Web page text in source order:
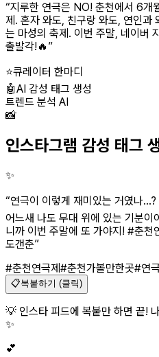
“지루한 연극은 NO! 춘천에서 6개
제. 혼자 와도, 친구랑 와도, 연인과
는 마성의 축제. 이번 주말, 네이버
출발각!🔥 ”
⭐큐레이터 한마디
🤖AI 감성 태그 생성
트렌드 분석 AI
📸
인스타그램 감성 태그
✨
“연극이 이렇게 재미있는 거였나
어느새 나도 무대 위에 있는 기분
니까 이번 주말에 또 가야지! #춘
도갠춘”
#춘천연극제#춘천가볼만한곳#연
📋복붙하기 (클릭)
💡 인스타 피드에 복붙만 하면 끝!
✨
💕